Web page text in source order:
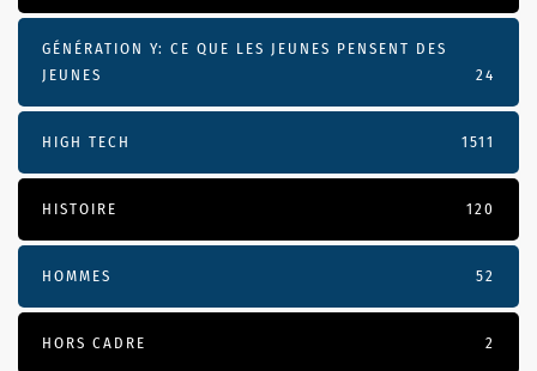
GÉNÉRATION Y: CE QUE LES JEUNES PENSENT DES
JEUNES
24
HIGH TECH 1511
HISTOIRE 120
HOMMES 52
HORS CADRE 2